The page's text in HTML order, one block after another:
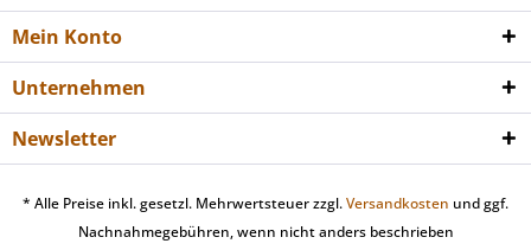
Mein Konto
Unternehmen
Newsletter
* Alle Preise inkl. gesetzl. Mehrwertsteuer zzgl.Versandkosten und ggf.
Nachnahmegebühren, wenn nicht anders beschrieben